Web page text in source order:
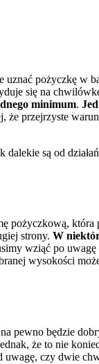
pożyczkę w
się na
minimum.
przejrzyste
są od
pożyczkową,
strony. W
wziąć po
wysokości
pewno będzie
że to nie
czy dwie